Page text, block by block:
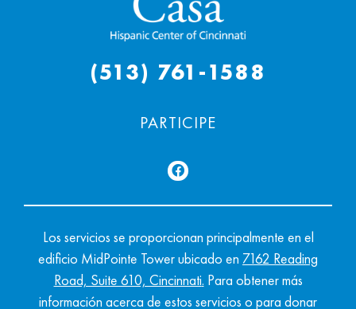
(513) 761-1588
PARTICIPE
Los servicios se proporcionan principalmente en el
edificio MidPointe Tower ubicado en 7162 Reading
Road, Suite 610, Cincinnati. Para obtener más
información acerca de estos servicios o para donar